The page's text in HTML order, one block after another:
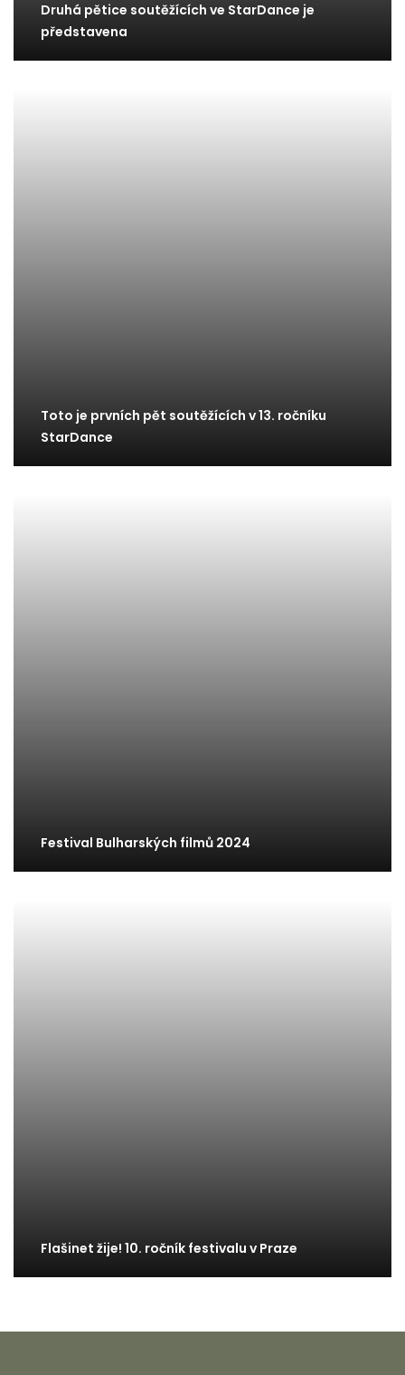
Druhá pětice soutěžících ve StarDance je
představena
Toto je prvních pět soutěžících v 13. ročníku
StarDance
Festival Bulharských filmů 2024
Flašinet žije! 10. ročník festivalu v Praze